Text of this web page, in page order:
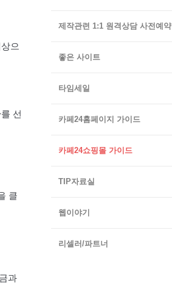
으
선
클
과
제작관련 1:1 원격상담 사전예약
좋은 사이트
타임세일
카페24홈페이지 가이드
카페24쇼핑몰 가이드
TIP자료실
웹이야기
리셀러/파트너